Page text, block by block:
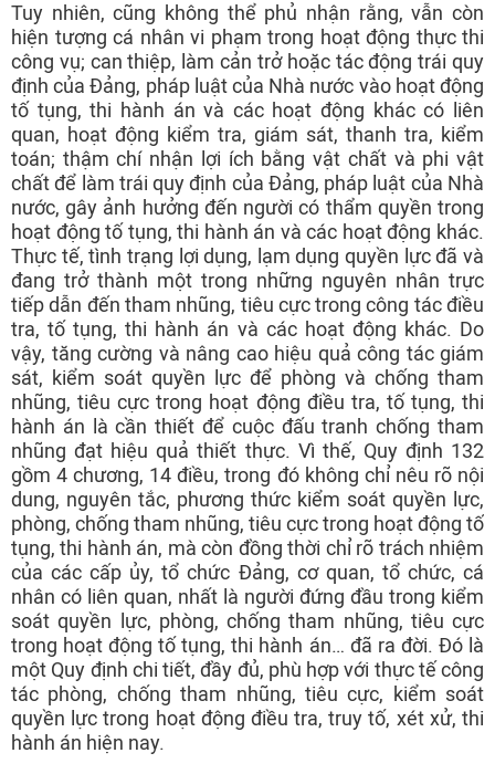
Tuy nhiên, cũng không thể phủ nhận rằng, vẫn còn
hiện tượng cá nhân vi phạm trong hoạt động thực thi
công vụ; can thiệp, làm cản trở hoặc tác động trái quy
định của Đảng, pháp luật của Nhà nước vào hoạt động
tố tụng, thi hành án và các hoạt động khác có liên
quan, hoạt động kiểm tra, giám sát, thanh tra, kiểm
toán; thậm chí nhận lợi ích bằng vật chất và phi vật
chất để làm trái quy định của Đảng, pháp luật của Nhà
nước, gây ảnh hưởng đến người có thẩm quyền trong
hoạt động tố tụng, thi hành án và các hoạt động khác.
Thực tế, tình trạng lợi dụng, lạm dụng quyền lực đã và
đang trở thành một trong những nguyên nhân trực
tiếp dẫn đến tham nhũng, tiêu cực trong công tác điều
tra, tố tụng, thi hành án và các hoạt động khác. Do
vậy, tăng cường và nâng cao hiệu quả công tác giám
sát, kiểm soát quyền lực để phòng và chống tham
nhũng, tiêu cực trong hoạt động điều tra, tố tụng, thi
hành án là cần thiết để cuộc đấu tranh chống tham
nhũng đạt hiệu quả thiết thực. Vì thế, Quy định 132
gồm 4 chương, 14 điều, trong đó không chỉ nêu rõ nội
dung, nguyên tắc, phương thức kiểm soát quyền lực,
phòng, chống tham nhũng, tiêu cực trong hoạt động tố
tụng, thi hành án, mà còn đồng thời chỉ rõ trách nhiệm
của các cấp ủy, tổ chức Đảng, cơ quan, tổ chức, cá
nhân có liên quan, nhất là người đứng đầu trong kiểm
soát quyền lực, phòng, chống tham nhũng, tiêu cực
trong hoạt động tố tụng, thi hành án… đã ra đời. Đó là
một Quy định chi tiết, đầy đủ, phù hợp với thực tế công
tác phòng, chống tham nhũng, tiêu cực, kiểm soát
quyền lực trong hoạt động điều tra, truy tố, xét xử, thi
hành án hiện nay.